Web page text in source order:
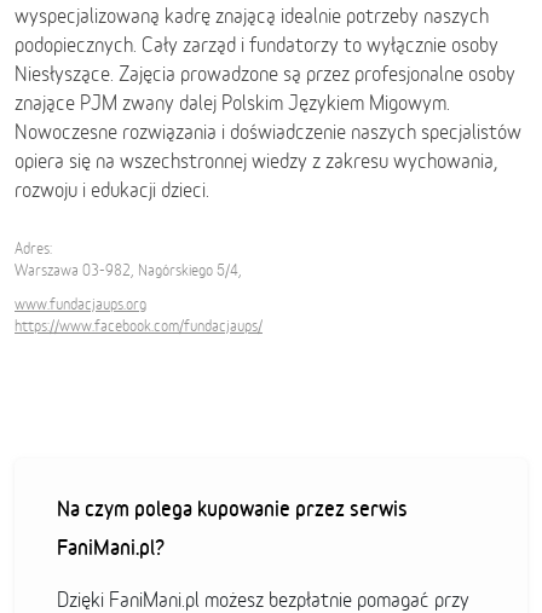
wyspecjalizowaną kadrę znającą idealnie potrzeby naszych
podopiecznych. Cały zarząd i fundatorzy to wyłącznie osoby
Niesłyszące. Zajęcia prowadzone są przez profesjonalne osoby
znające PJM zwany dalej Polskim Językiem Migowym.
Nowoczesne rozwiązania i doświadczenie naszych specjalistów
opiera się na wszechstronnej wiedzy z zakresu wychowania,
rozwoju i edukacji dzieci.
Adres:
Warszawa 03-982, Nagórskiego 5/4,
www.fundacjaups.org
https://www.facebook.com/fundacjaups/
Na czym polega kupowanie przez serwis
FaniMani.pl?
Dzięki FaniMani.pl możesz bezpłatnie pomagać przy